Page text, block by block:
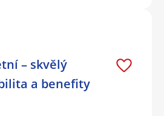
– skvělý
a benefity